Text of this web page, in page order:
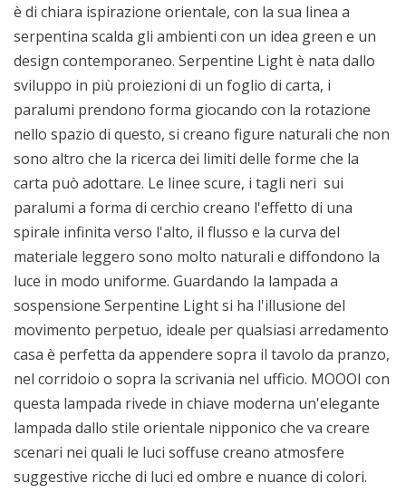
è di chiara ispirazione orientale, con la sua linea a
serpentina scalda gli ambienti con un idea green e un
design contemporaneo. Serpentine Light è nata dallo
sviluppo in più proiezioni di un foglio di carta, i
paralumi prendono forma giocando con la rotazione
nello spazio di questo, si creano figure naturali che non
sono altro che la ricerca dei limiti delle forme che la
carta può adottare. Le linee scure, i tagli neri sui
paralumi a forma di cerchio creano l'effetto di una
spirale infinita verso l'alto, il flusso e la curva del
materiale leggero sono molto naturali e diffondono la
luce in modo uniforme. Guardando la lampada a
sospensione Serpentine Light si ha l'illusione del
movimento perpetuo, ideale per qualsiasi arredamento
casa è perfetta da appendere sopra il tavolo da pranzo,
nel corridoio o sopra la scrivania nel ufficio. MOOOI con
questa lampada rivede in chiave moderna un'elegante
lampada dallo stile orientale nipponico che va creare
scenari nei quali le luci soffuse creano atmosfere
suggestive ricche di luci ed ombre e nuance di colori.